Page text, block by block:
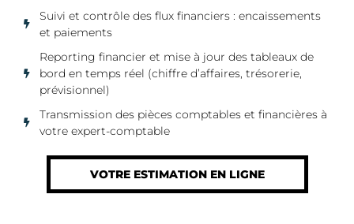
Suivi et contrôle des flux financiers : encaissements
et paiements
Reporting financier et mise à jour des tableaux de
bord en temps réel (chiffre d’affaires, trésorerie,
prévisionnel)
Transmission des pièces comptables et financières à
votre expert-comptable
VOTRE ESTIMATION EN LIGNE